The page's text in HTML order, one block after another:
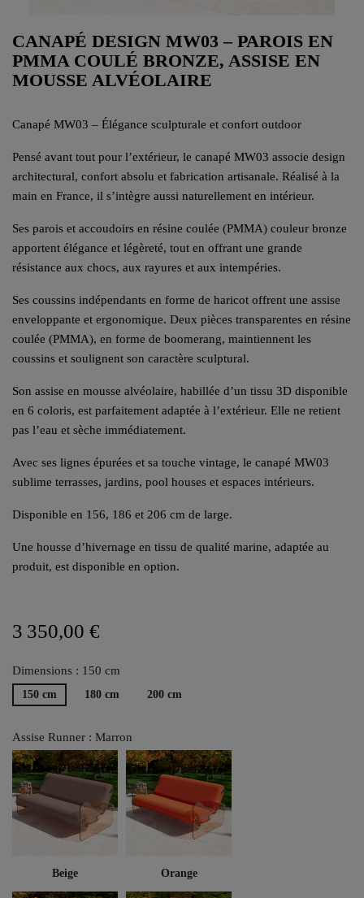
CANAPÉ DESIGN MW03 – PAROIS EN
PMMA COULÉ BRONZE, ASSISE EN
MOUSSE ALVÉOLAIRE
Canapé MW03 – Élégance sculpturale et confort outdoor
Pensé avant tout pour l’extérieur, le canapé MW03 associe design
architectural, confort absolu et fabrication artisanale. Réalisé à la
main en France, il s’intègre aussi naturellement en intérieur.
Ses parois et accoudoirs en résine coulée (PMMA) couleur bronze
apportent élégance et légèreté, tout en offrant une grande
résistance aux chocs, aux rayures et aux intempéries.
Ses coussins indépendants en forme de haricot offrent une assise
enveloppante et ergonomique. Deux pièces transparentes en résine
coulée (PMMA), en forme de boomerang, maintiennent les
coussins et soulignent son caractère sculptural.
Son assise en mousse alvéolaire, habillée d’un tissu 3D disponible
en 6 coloris, est parfaitement adaptée à l’extérieur. Elle ne retient
pas l’eau et sèche immédiatement.
Avec ses lignes épurées et sa touche vintage, le canapé MW03
sublime terrasses, jardins, pool houses et espaces intérieurs.
Disponible en 156, 186 et 206 cm de large.
Une housse d’hivernage en tissu de qualité marine, adaptée au
produit, est disponible en option.
3 350,00 €
Dimensions : 150 cm
150 cm 180 cm 200 cm
Assise Runner : Marron
Beige Orange